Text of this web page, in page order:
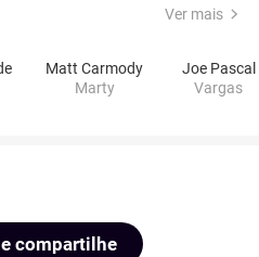
Ver mais
Matt Carmody
Marty
Joe Pascal
Vargas
compartilhe